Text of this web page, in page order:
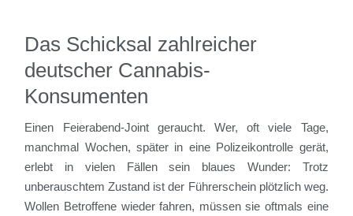
Das Schicksal zahlreicher
deutscher Cannabis-
Konsumenten
Einen Feierabend-Joint geraucht. Wer, oft viele Tage,
manchmal Wochen, später in eine Polizeikontrolle gerät,
erlebt in vielen Fällen sein blaues Wunder: Trotz
unberauschtem Zustand ist der Führerschein plötzlich weg.
Wollen Betroffene wieder fahren, müssen sie oftmals eine